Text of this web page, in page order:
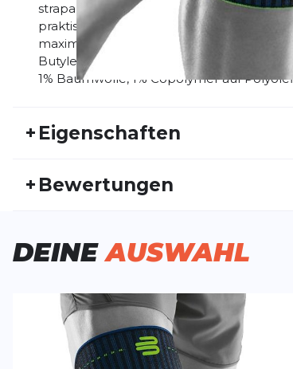
strapazierfähigem Material. Dadurch ist
praktisch beim Sport. Ihre anatomische
maximaler Bewegungsfreiheit.
Butylen-Styrol Blockcopolymer, 17%
1% Baumwolle, 1% Copolymer auf
+ Eigenschaften
Geschlecht:
+ Bewertungen
Alles einwandfrei - Bestellung, Lieferung
Kundenbewertung
Prinzipiell sehr gut verarbeitete
DEINEAUSWAHL